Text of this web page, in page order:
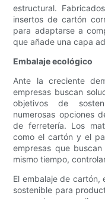
estructural.
insertos de cartón
para adaptarse a
que añade una capa
Embalaje ecológico
Ante la creciente
empresas buscan
objetivos de
numerosas opciones
de ferretería. Los
como el cartón y el
empresas que
mismo tiempo,
El embalaje de cartón,
sostenible para